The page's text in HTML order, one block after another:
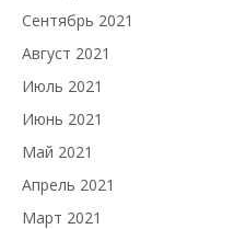
Сентябрь 2021
Август 2021
Июль 2021
Июнь 2021
Май 2021
Апрель 2021
Март 2021